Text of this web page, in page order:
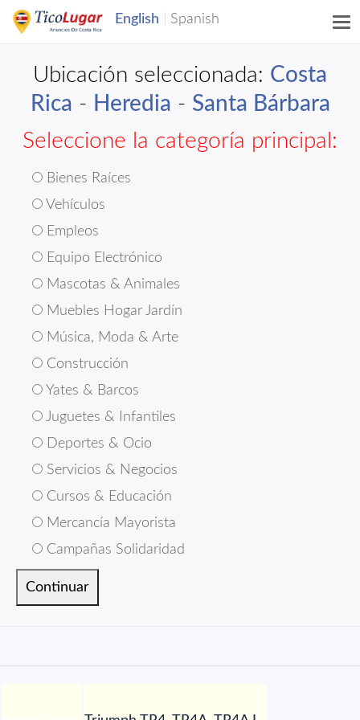
Ubicación seleccionada: Costa
Rica - Heredia - Santa Bárbara
Seleccione la categoría principal:
Bienes Raíces
Vehículos
Empleos
Equipo Electrónico
Mascotas & Animales
Muebles Hogar Jardín
Música, Moda & Arte
Construcción
Yates & Barcos
Juguetes & Infantiles
Deportes & Ocio
Servicios & Negocios
Cursos & Educación
Mercancía Mayorista
Campañas Solidaridad